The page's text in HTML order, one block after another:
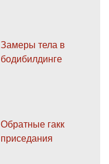
Замеры тела в
бодибилдинге
Обратные гакк
приседания